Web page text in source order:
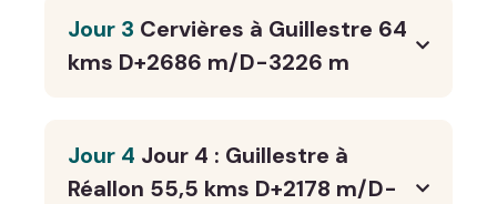
Jour 3 Cervières à Guillestre 64
kms D+2686 m/D-3226 m
Jour 4 Jour 4 : Guillestre à
Réallon 55,5 kms D+2178 m/D-